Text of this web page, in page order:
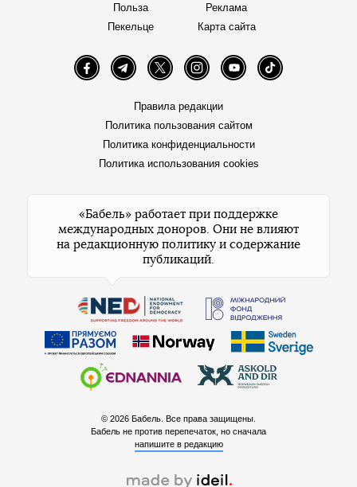
Польза
Пекельце
Реклама
Карта сайта
FacebookTelegramTwitter InstagramYouTube TikTok
Правила редакции
Политика пользования сайтом
Политика конфиденциальности
Политика использования cookies
«Бабель» работает при поддержке
международных доноров. Они не влияют
на редакционную политику и содержание
публикаций.
© 2026 Бабель. Все права защищены.
Бабель не против перепечаток, но сначала
напишите в редакцию